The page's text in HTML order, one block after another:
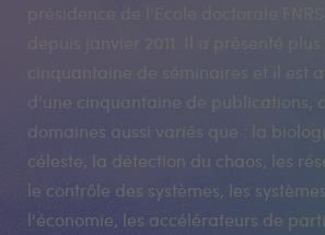
présidence de l'Ecole doctorale FNRS
depuis janvier 2011. Il a présenté
cinquantaine de séminaires et il est
d'une cinquantaine de publications,
domaines aussi variés que : la
céleste, la détection du chaos, les
le contrôle des systèmes, les
l'économie, les accélérateurs de